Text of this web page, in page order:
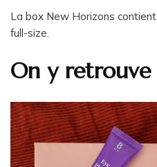
La box New Horizons contient
full-size.
On y retrouve